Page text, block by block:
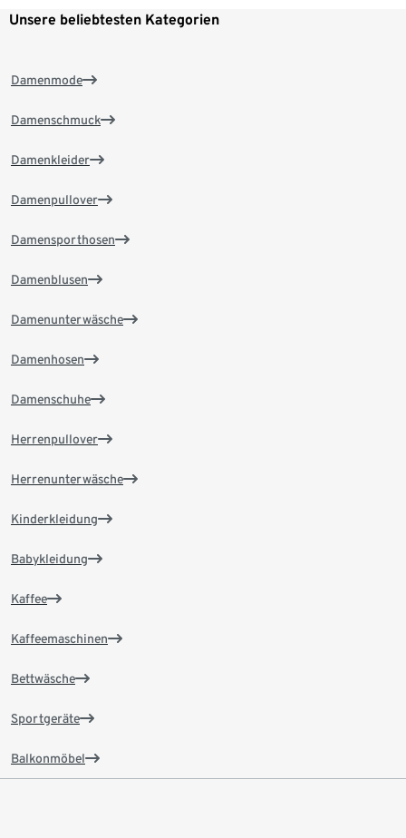
Unsere beliebtesten Kategorien
Damenmode
Damenschmuck
Damenkleider
Damenpullover
Damensporthosen
Damenblusen
Damenunterwäsche
Damenhosen
Damenschuhe
Herrenpullover
Herrenunterwäsche
Kinderkleidung
Babykleidung
Kaffee
Kaffeemaschinen
Bettwäsche
Sportgeräte
Balkonmöbel